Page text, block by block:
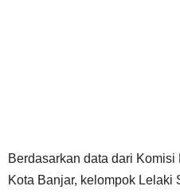
Berdasarkan data dari
Kota Banjar, kelompok Lelaki